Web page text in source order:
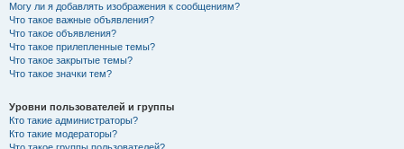
Могу ли я добавлять изображения к сообщениям?
Что такое важные объявления?
Что такое объявления?
Что такое прилепленные темы?
Что такое закрытые темы?
Что такое значки тем?
Уровни пользователей и группы
Кто такие администраторы?
Кто такие модераторы?